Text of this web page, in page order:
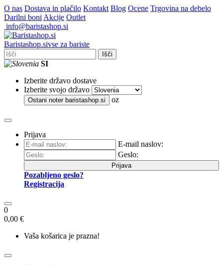
O nas Dostava in plačilo Kontakt Blog Ocene Trgovina na debelo
Darilni boni Akcije Outlet
info@baristashop.si
Baristashop.sivse za bariste
Išči
SI
Izberite državo dostave
Izberite svojo državo
Ostani noter baristashop.si oz
Prijava
E-mail naslov:
Geslo:
Prijava
Pozabljeno geslo?
Registracija
0
0,00 €
Vaša košarica je prazna!